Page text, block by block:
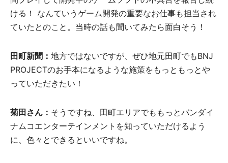
ける！ なんていうゲーム開発の重要なお仕事も担当され
ていたとのこと。当時の話も聞いてみたら面白そう！
田町新聞： 地方ではないですが、ぜひ地元田町でもBNJ
PROJECTのお手本になるような施策をもっともっとや
っていただきたい！
菊田さん： そうですね、田町エリアでももっとバンダイ
ナムコエンターテインメントを知っていただけるよう
に、色々とできるといいですね。